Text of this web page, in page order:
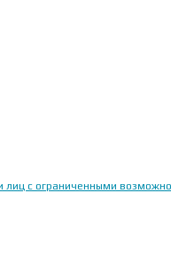
лиц с ограниченными